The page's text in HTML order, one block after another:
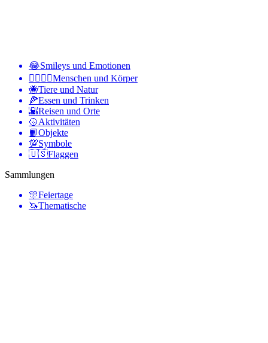
😂Smileys und Emotionen
👩‍❤️‍💋‍👨Menschen und Körper
🐝Tiere und Natur
🍕Essen und Trinken
🌇Reisen und Orte
🥎Aktivitäten
📙Objekte
💯Symbole
🇺🇸Flaggen
Sammlungen
🎊Feiertage
🦄Thematische